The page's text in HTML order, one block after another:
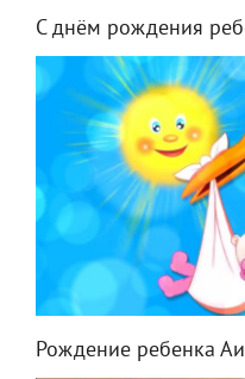
С днём рождения
Рождение ребенка